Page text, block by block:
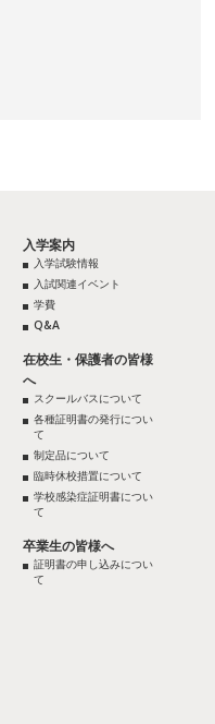
入学案内
入学試験情報
入試関連イベント
学費
Q&A
在校生・保護者の皆様
へ
スクールバスについて
各種証明書の発行につい
て
制定品について
臨時休校措置について
学校感染症証明書につい
て
卒業生の皆様へ
証明書の申し込みについ
て